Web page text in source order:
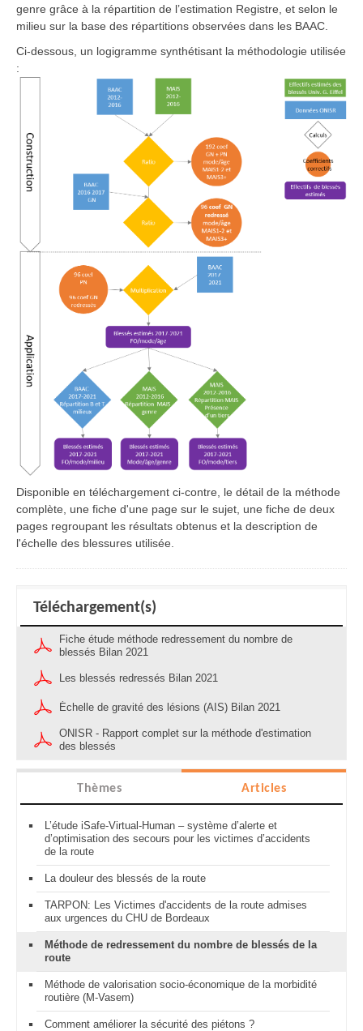
genre grâce à la répartition de l’estimation Registre, et selon le
milieu sur la base des répartitions observées dans les BAAC.
Ci-dessous, un logigramme synthétisant la méthodologie utilisée
:
Disponible en téléchargement ci-contre, le détail de la méthode
complète, une fiche d'une page sur le sujet, une fiche de deux
pages regroupant les résultats obtenus et la description de
l'échelle des blessures utilisée.
Téléchargement(s)
Fiche étude méthode redressement du nombre de
blessés Bilan 2021
Les blessés redressés Bilan 2021
Échelle de gravité des lésions (AIS) Bilan 2021
ONISR - Rapport complet sur la méthode d'estimation
des blessés
Thèmes Articles
L’étude iSafe-Virtual-Human – système d’alerte et
d’optimisation des secours pour les victimes d’accidents
de la route
La douleur des blessés de la route
TARPON: Les Victimes d'accidents de la route admises
aux urgences du CHU de Bordeaux
Méthode de redressement du nombre de blessés de la
route
Méthode de valorisation socio-économique de la morbidité
routière (M-Vasem)
Comment améliorer la sécurité des piétons ?